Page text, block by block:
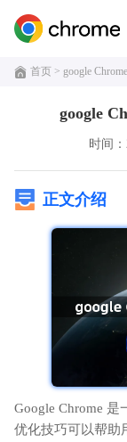
首页 > google
google
时间
正文介绍
Google Chrome
优化技巧可以帮助